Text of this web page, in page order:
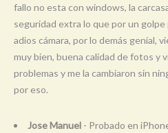
fallo no esta con windows, la
seguridad extra lo que por un
adios cámara, por lo demás genial,
muy bien, buena calidad de fotos y
problemas y me la cambiaron sin
por eso.
Jose Manuel - Probado en